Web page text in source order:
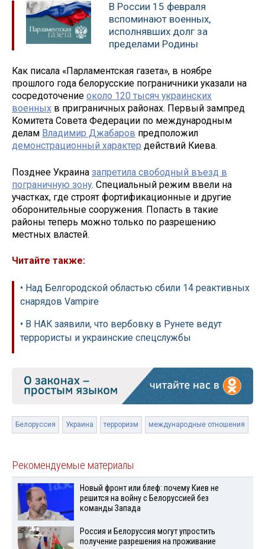
В России 15 февраля
вспоминают военных,
исполнявших долг за
пределами Родины
Как писала «Парламентская газета», в ноябре
прошлого года белорусские пограничники указали на
сосредоточение около 120 тысяч украинских
военных в приграничных районах. Первый зампред
Комитета Совета Федерации по международным
делам Владимир Джабаров предположил
демонстрационный характер действий Киева.
Позднее Украина запретила свободный въезд в
пограничную зону. Специальный режим ввели на
участках, где строят фортификационные и другие
оборонительные сооружения. Попасть в такие
районы теперь можно только по разрешению
местных властей.
Читайте также:
• Над Белгородской областью сбили 14 реактивных
снарядов Vampire
• В НАК заявили, что вербовку в Рунете ведут
террористы и украинские спецслужбы
Белоруссия Украина терроризм международные отношения
Рекомендуемые материалы
Новый фронт или блеф: почему Киев не
решится на войну с Белоруссией без
команды Запада
Россия и Белоруссия могут упростить
получение разрешения на проживание